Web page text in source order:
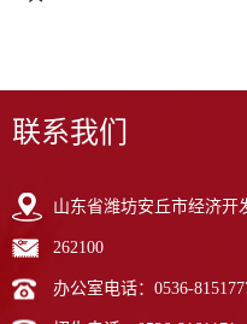
联系我们
山东省潍坊安丘市经济开
262100
办公室电话：0536-